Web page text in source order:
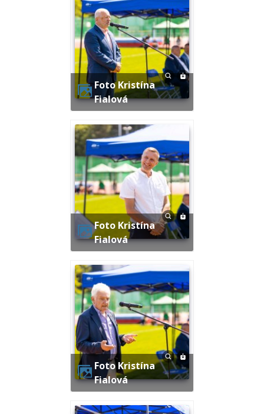
Foto Kristína
Fialová
Foto Kristína
Fialová
Foto Kristína
Fialová